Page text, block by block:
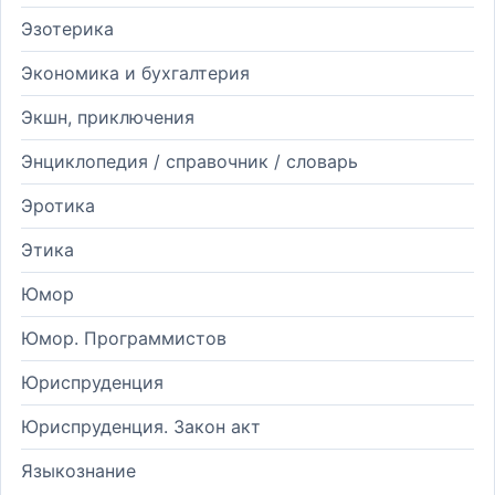
Эзотерика
Экономика и бухгалтерия
Экшн, приключения
Энциклопедия / справочник / словарь
Эротика
Этика
Юмор
Юмор. Программистов
Юриспруденция
Юриспруденция. Закон акт
Языкознание